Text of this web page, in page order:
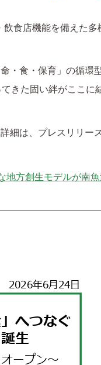
飲食店機能を備えた多
・食・保育」の循環
きた固い絆がここに
細は、プレスリリー
地方創生モデルが南魚